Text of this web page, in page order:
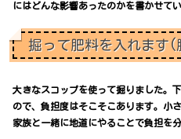
にはどんな影響あったのかを書かせてい
掘って肥料を入れます
大きなスコップを使って掘りました。
ので、負担度はそこそこあります。小
家族と一緒に地道にやることで負担を